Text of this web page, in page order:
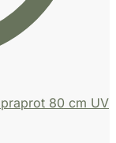
80 cm UV